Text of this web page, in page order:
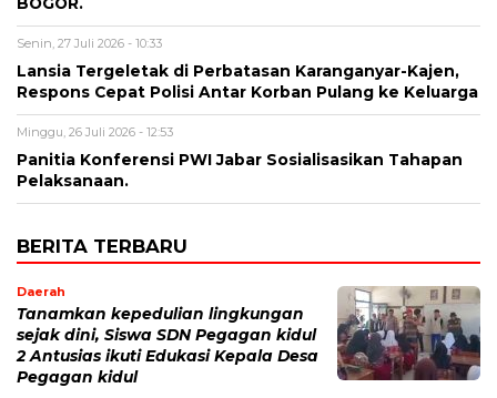
BOGOR.
Senin, 27 Juli 2026 - 10:33
Lansia Tergeletak di Perbatasan Karanganyar-Kajen,
Respons Cepat Polisi Antar Korban Pulang ke Keluarga
Minggu, 26 Juli 2026 - 12:53
Panitia Konferensi PWI Jabar Sosialisasikan Tahapan
Pelaksanaan.
BERITA TERBARU
Daerah
Tanamkan kepedulian lingkungan
sejak dini, Siswa SDN Pegagan kidul
2 Antusias ikuti Edukasi Kepala Desa
Pegagan kidul